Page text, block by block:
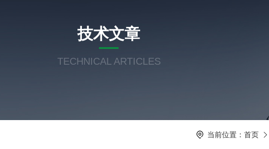
技术文章
TECHNICAL ARTICLES
当前位置： 首页